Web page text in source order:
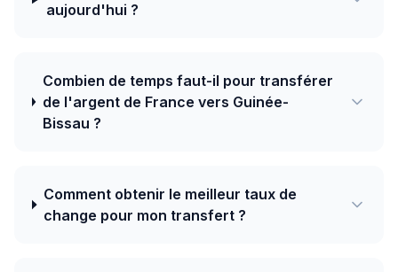
aujourd'hui ?
Combien de temps faut-il pour transférer
de l'argent de France vers Guinée-
Bissau ?
Comment obtenir le meilleur taux de
change pour mon transfert ?